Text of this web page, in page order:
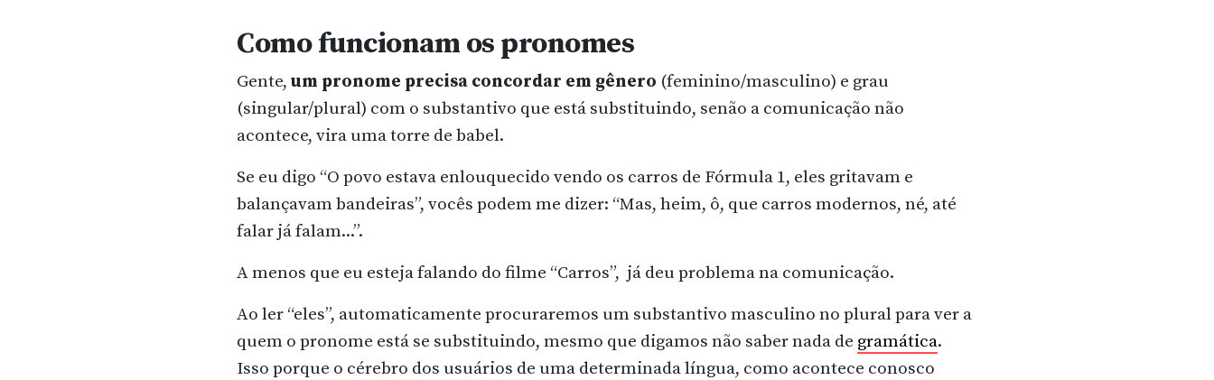
Como funcionam os pronomes
Gente, um pronome precisa concordar em gênero (feminino/masculino) e grau
(singular/plural) com o substantivo que está substituindo, senão a comunicação não
acontece, vira uma torre de babel.
Se eu digo “O povo estava enlouquecido vendo os carros de Fórmula 1, eles gritavam e
balançavam bandeiras”, vocês podem me dizer: “Mas, heim, ô, que carros modernos, né, até
falar já falam...”.
A menos que eu esteja falando do filme “Carros”, já deu problema na comunicação.
Ao ler “eles”, automaticamente procuraremos um substantivo masculino no plural para ver a
quem o pronome está se substituindo, mesmo que digamos não saber nada de gramática.
Isso porque o cérebro dos usuários de uma determinada língua, como acontece conosco